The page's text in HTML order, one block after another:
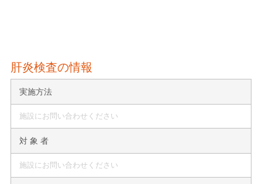
肝炎検査の情報
実施方法
施設にお問い合わせください
対 象 者
施設にお問い合わせください